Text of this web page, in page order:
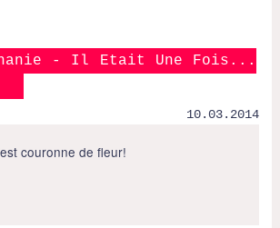
- Il Etait Une Fois...
10.03.2014
couronne de fleur!